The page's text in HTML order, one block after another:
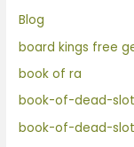
Blog
board kings free
book of ra
book-of-dead-
book-of-dead-